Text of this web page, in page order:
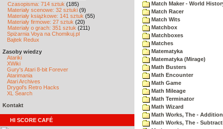
Czasopisma: 714 sztuk (185)
Materiały scenowe: 32 sztuki (9)
Materiały książkowe: 141 sztuk (55)
Materiały firmowe: 27 sztuk (20)
Materiały o grach: 351 sztuk (211)
Spiżarnia Voya na Chomikuj.pl
Bajtek Redux
Zasoby wiedzy
Atariki
XWiki
Gury's Atari 8-bit Forever
Atarimania
Atari Archives
Drygol's Retro Hacks
XL Search
Kontakt
HI SCORE CAFÉ
Match Maker - World
Match Racer
Match Wits
Matchbox
Matchboxes
Matches
Matematyka
Matematyka (Mirage)
Math Busters
Math Encounter
Math Game
Math Mileage
Math Terminator
Math Wizard
Math Works, The - Addition
Math Works, The -